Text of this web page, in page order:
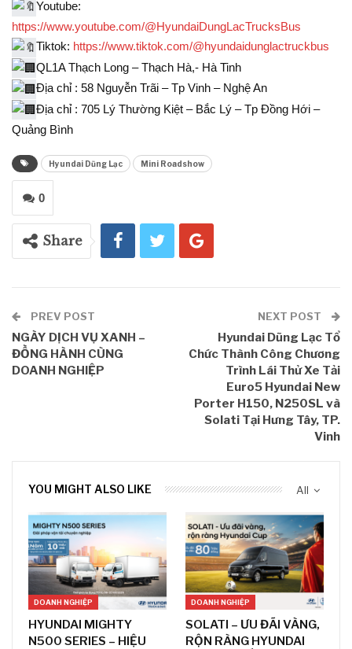
Youtube:
https://www.youtube.com/@HyundaiDungLacTrucksBus
Tiktok: https://www.tiktok.com/@hyundaidunglactruckbus
QL1A Thạch Long – Thạch Hà,- Hà Tinh
Địa chỉ : 58 Nguyễn Trãi – Tp Vinh – Nghệ An
Địa chỉ : 705 Lý Thường Kiệt – Bắc Lý – Tp Đồng Hới –
Quảng Bình
Hyundai Dũng Lạc Mini Roadshow
0
Share
PREV POST
NGÀY DỊCH VỤ XANH –
ĐỒNG HÀNH CÙNG
DOANH NGHIỆP
NEXT POST
Hyundai Dũng Lạc Tổ
Chức Thành Công Chương
Trình Lái Thử Xe Tải
Euro5 Hyundai New
Porter H150, N250SL và
Solati Tại Hưng Tây, TP.
Vinh
All
YOU MIGHT ALSO LIKE
DOANH NGHIỆP
HYUNDAI MIGHTY
N500 SERIES – HIỆU
DOANH NGHIỆP
SOLATI – ƯU ĐÃI VÀNG,
RỘN RÀNG HYUNDAI